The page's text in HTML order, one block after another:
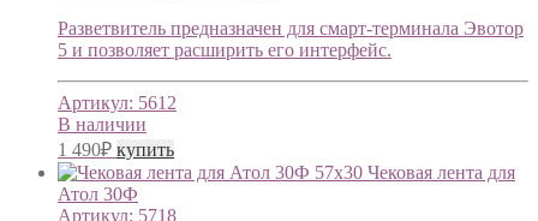
Разветвитель предназначен для смарт-терминала Эвотор
5 и позволяет расширить его интерфейс.
Артикул: 5612
В наличии
1 490₽ купить
Чековая лента для
Атол 30Ф
Артикул: 5718